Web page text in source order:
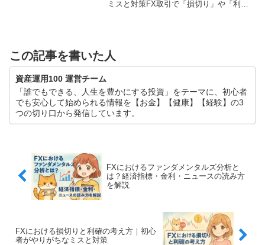
ミスと対策FX取引で「損切り」や「利
この記事を書いた人
資産運用100 運営チーム
「誰でもできる、人生を豊かにする投資」をテーマに、初心者
でも安心して始められる情報を【お金】【健康】【経験】の3
つの切り口から発信しています。
FXにおけるファンダメンタルズ分析と
は？経済指標・金利・ニュースの読み方
を解説
FXにおける損切りと利確の考え方｜初心
者がやりがちなミスと対策